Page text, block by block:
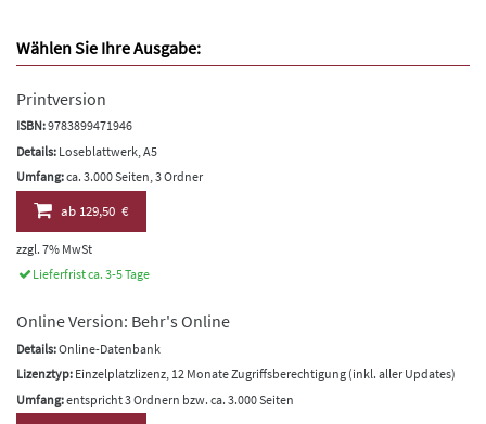
Wählen Sie Ihre Ausgabe:
Printversion
ISBN:9783899471946
Details: Loseblattwerk, A5
Umfang:ca. 3.000 Seiten, 3 Ordner
ab129,50 €
zzgl. 7% MwSt
Lieferfrist ca. 3-5 Tage
Online Version: Behr's Online
Details:Online-Datenbank
Lizenztyp: Einzelplatzlizenz, 12 Monate Zugriffsberechtigung (inkl. aller Updates)
Umfang:entspricht 3 Ordnern bzw. ca. 3.000 Seiten